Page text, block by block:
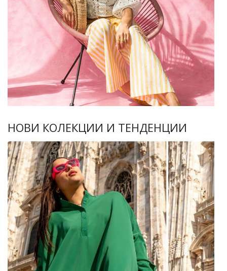
НОВИ КОЛЕКЦИИ И ТЕНДЕНЦИИ